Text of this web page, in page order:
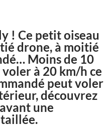
! Ce petit oiseau
drone, à moitié
Moins de 10
à 20 km/h ce
peut voler
découvrez
une